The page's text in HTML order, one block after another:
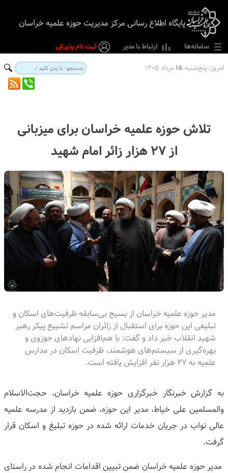
پایگاه اطلاع رسانی مرکز مدیریت حوزه علمیه خراسان
امروز:پنج‌شنبه ۱۵مرداد ۱۴۰۵
سامانه‌ها ارتباط با مدیر ثبت نام پذیرش
تلاش حوزه علمیه خراسان برای میزبانی
از ۲۷ هزار زائر امام شهید
مدیر حوزه علمیه خراسان از بسیج بی‌سابقه ظرفیت‌های اسکان و
تبلیغی این حوزه برای استقبال از زائران مراسم تشییع پیکر رهبر
شهید انقلاب خبر داد و گفت: با هم‌افزایی نهادهای حوزوی و
بهره‌گیری از سیستم‌های هوشمند، ظرفیت اسکان در مدارس
علمیه به ۲۷ هزار نفر افزایش یافته است.
به گزارش خبرنگار خبرگزاری حوزه علمیه خراسان، حجت‌الاسلام
والمسلمین علی خیاط، مدیر این حوزه، ضمن بازدید از مدرسه علمیه
عالی نواب در جریان خدمات ارائه شده در حوزه تبلیغ و اسکان قرار
گرفت.
مدیر حوزه علمیه خراسان ضمن تبیین اقدامات انجام شده در راستای